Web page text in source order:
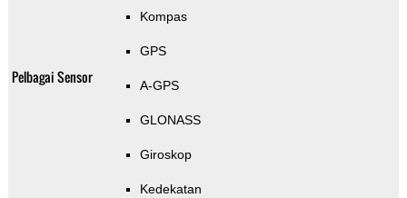
Pelbagai Sensor
Kompas
GPS
A-GPS
GLONASS
Giroskop
Kedekatan